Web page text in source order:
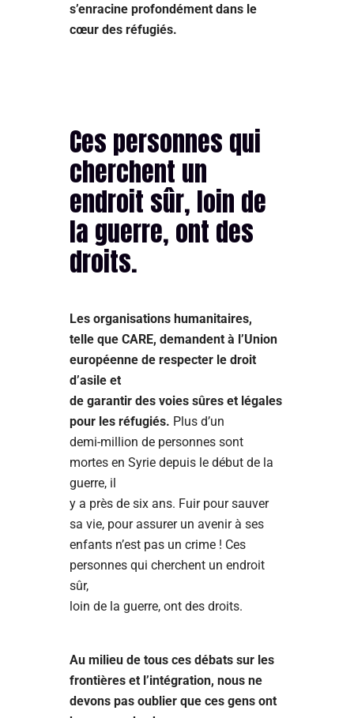
s’enracine profondément dans le
cœur des réfugiés.
Ces personnes qui
cherchent un
endroit sûr, loin de
la guerre, ont des
droits.
Les organisations humanitaires,
telle que CARE, demandent à l’Union
européenne de respecter le droit
d’asile et
de garantir des voies sûres et légales
pour les réfugiés. Plus d’un
demi-million de personnes sont
mortes en Syrie depuis le début de la
guerre, il
y a près de six ans. Fuir pour sauver
sa vie, pour assurer un avenir à ses
enfants n’est pas un crime ! Ces
personnes qui cherchent un endroit
sûr,
loin de la guerre, ont des droits.
Au milieu de tous ces débats sur les
frontières et l’intégration, nous ne
devons pas oublier que ces gens ont